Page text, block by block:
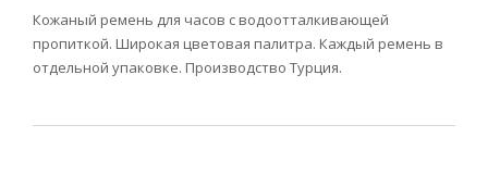
Кожаный ремень для часов с водоотталкивающей
пропиткой. Широкая цветовая палитра. Каждый ремень в
отдельной упаковке. Производство Турция.